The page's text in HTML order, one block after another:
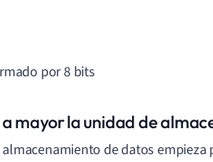
por 8 bits
mayor la unidad de
de datos